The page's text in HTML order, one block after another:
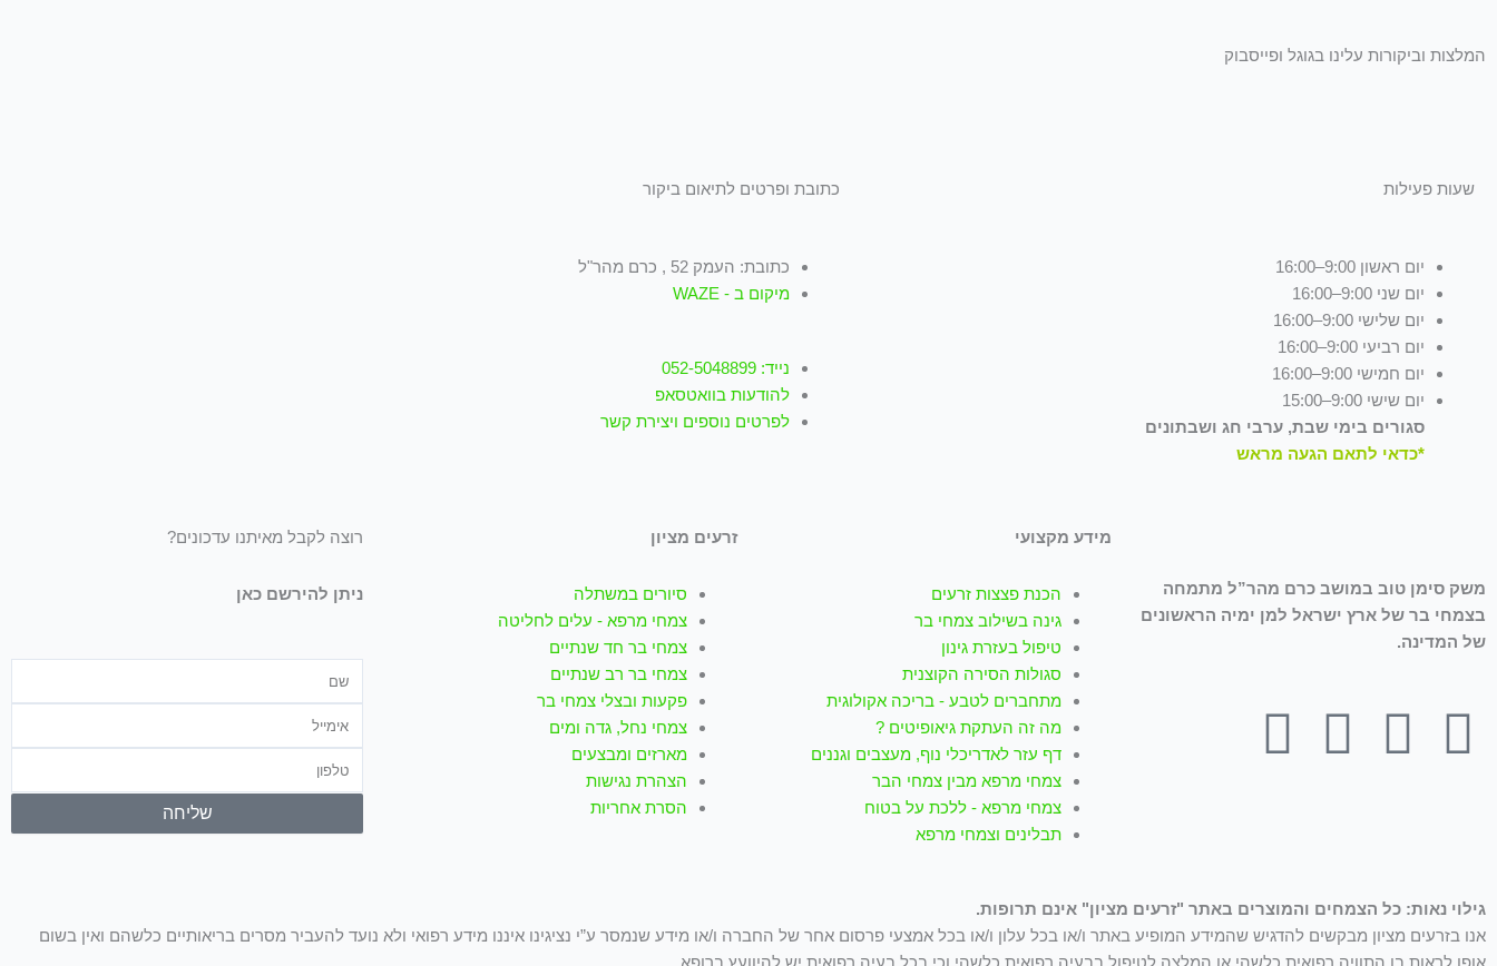
המלצות וביקורות עלינו בגוגל ופייסבוק
שעות פעילות
יום ראשון 9:00–16:00
יום שני 9:00–16:00
יום שלישי 9:00–16:00
יום רביעי 9:00–16:00
יום חמישי 9:00–16:00
יום שישי 9:00–15:00
סגורים בימי שבת, ערבי חג ושבתונים
*כדאי לתאם הגעה מראש
כתובת ופרטים לתיאום ביקור
כתובת: העמק 52 , כרם מהר"ל
מיקום ב - WAZE
נייד: 052-5048899
להודעות בוואטסאפ
לפרטים נוספים ויצירת קשר
משק סימן טוב במושב כרם מהר”ל מתמחה
בצמחי בר של ארץ ישראל למן ימיה הראשונים
של המדינה.
F
e
Y
t
I
t
W
t
t
מידע מקצועי
הכנת פצצות זרעים
גינה בשילוב צמחי בר
טיפול בעזרת גינון
סגולות הסירה הקוצנית
מתחברים לטבע - בריכה אקולוגית
מה זה העתקת גיאופיטים ?
דף עזר לאדריכלי נוף, מעצבים וגננים
צמחי מרפא מבין צמחי הבר
צמחי מרפא - ללכת על בטוח
תבלינים וצמחי מרפא
זרעים מציון
סיורים במשתלה
צמחי מרפא - עלים לחליטה
צמחי בר חד שנתיים
צמחי בר רב שנתיים
פקעות ובצלי צמחי בר
צמחי נחל, גדה ומים
מארזים ומבצעים
הצהרת נגישות
הסרת אחריות
רוצה לקבל מאיתנו עדכונים?
ניתן להירשם כאן
שליחה
גילוי נאות: כל הצמחים והמוצרים באתר "זרעים מציון" אינם תרופות.
אנו בזרעים מציון מבקשים להדגיש שהמידע המופיע באתר ו/או בכל עלון ו/או בכל אמצעי פרסום אחר של החברה ו/או מידע שנמסר ע”י נציגינו איננו מידע רפואי ולא נועד להעביר מסרים בריאותיים כלשהם ואין בשום
אופן לראות בו התוויה רפואית כלשהי או המלצה לטיפול בבעיה רפואית כלשהי וכי בכל בעיה רפואית יש להיוועץ ברופא.